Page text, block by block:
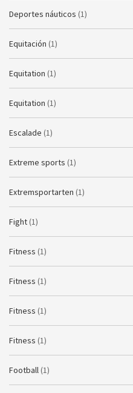
Deportes náuticos (1)
Equitación (1)
Equitation (1)
Equitation (1)
Escalade (1)
Extreme sports (1)
Extremsportarten (1)
Fight (1)
Fitness (1)
Fitness (1)
Fitness (1)
Fitness (1)
Football (1)